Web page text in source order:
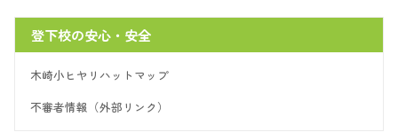
登下校の安心・安全
木崎小ヒヤリハットマップ
不審者情報（外部リンク）